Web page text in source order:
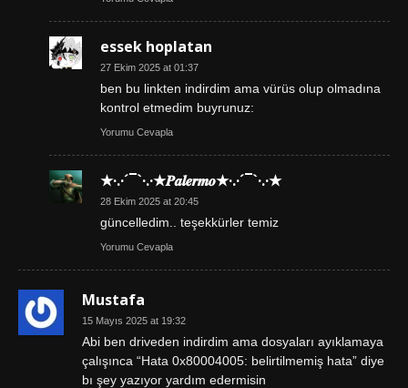
essek hoplatan
27 Ekim 2025 at 01:37
ben bu linkten indirdim ama vürüs olup olmadına
kontrol etmedim buyrunuz:
Yorumu Cevapla
★·.·´¯`·.·★𝑷𝒂𝒍𝒆𝒓𝒎𝒐★·.·´¯`·.·★
28 Ekim 2025 at 20:45
güncelledim.. teşekkürler temiz
Yorumu Cevapla
Mustafa
15 Mayıs 2025 at 19:32
Abi ben driveden indirdim ama dosyaları ayıklamaya
çalışınca “Hata 0x80004005: belirtilmemiş hata” diye
bı şey yazıyor yardım edermisin